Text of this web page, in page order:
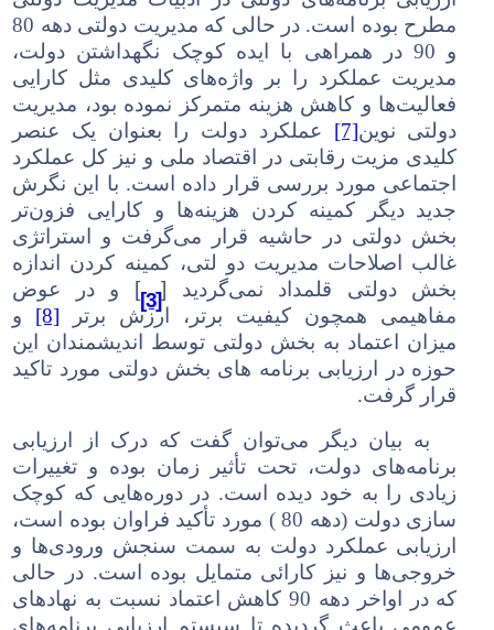
مطرح بوده است. در حالی که مدیریت دولتی دهه 80
و 90 در همراهی با ایده کوچک نگهداشتن دولت،
مدیریت عملکرد را بر واژه‌های کلیدی مثل کارایی
فعالیت‌ها و کاهش هزینه متمرکز نموده بود، مدیریت
دولتی نوین[7] عملکرد دولت را بعنوان یک عنصر
کلیدی مزیت رقابتی در اقتصاد ملی و نیز کل عملکرد
اجتماعی مورد بررسی قرار داده است. با این نگرش
جدید دیگر کمینه کردن هزینه‌ها و کارایی فزون‌تر
بخش دولتی در حاشیه قرار می‌گرفت و استراتژی
غالب اصلاحات مدیریت دو لتی، کمینه کردن اندازه
بخش دولتی قلمداد نمی‌گردید
[[3]] ودر عوض
مفاهیمی همچون کیفیت برتر، ارزش برتر [8] و
میزان اعتماد به بخش دولتی توسط اندیشمندان این
حوزه در ارزیابی برنامه های بخش دولتی مورد تاکید
قرار گرفت.
به بیان دیگر می‌توان گفت که درک از ارزیابی
برنامه‌های دولت، تحت تأثیر زمان بوده و تغییرات
زیادی را به خود دیده است. در دوره‌هایی که کوچک
سازی دولت (دهه 80 ) مورد تأکید فراوان بوده است،
ارزیابی عملکرد دولت به سمت سنجش ورودی‌ها و
خروجی‌ها و نیز کارائی متمایل بوده است. در حالی
که در اواخر دهه 90 کاهش اعتماد نسبت به نهادهای
عمومی باعث گردیده تا سیستم ارزیابی برنامه‌های